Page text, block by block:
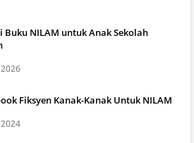
Buku NILAM untuk Anak Sekolah
Fiksyen Kanak-Kanak Untuk NILAM